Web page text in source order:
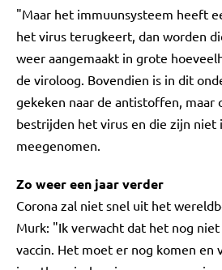
"Maar het immuunsysteem heeft
het virus terugkeert, dan worden
weer aangemaakt in grote
de viroloog. Bovendien is in dit
gekeken naar de antistoffen, maar
bestrijden het virus en die zijn niet
meegenomen.
Zo weer een jaar verder
Corona zal niet snel uit het
Murk: "Ik verwacht dat het nog
vaccin. Het moet er nog komen en